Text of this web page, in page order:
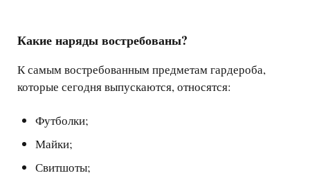
Какие наряды востребованы?
К самым востребованным предметам гардероба,
которые сегодня выпускаются, относятся:
Футболки;
Майки;
Свитшоты;